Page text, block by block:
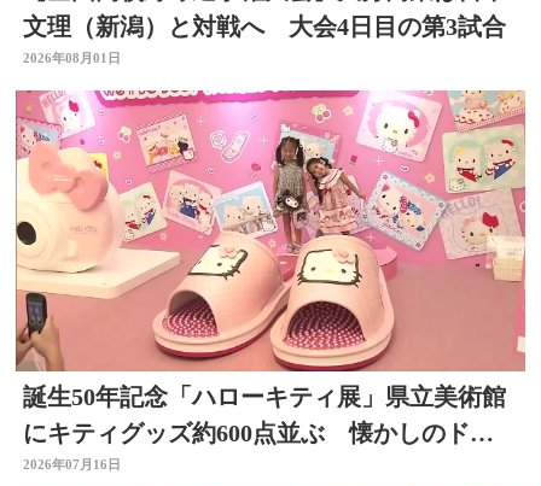
文理（新潟）と対戦へ 大会4日目の第3試合
2026年08月01日
誕生50年記念「ハローキティ展」県立美術館
にキティグッズ約600点並ぶ 懐かしのドラ
イヤーなど 大分
2026年07月16日